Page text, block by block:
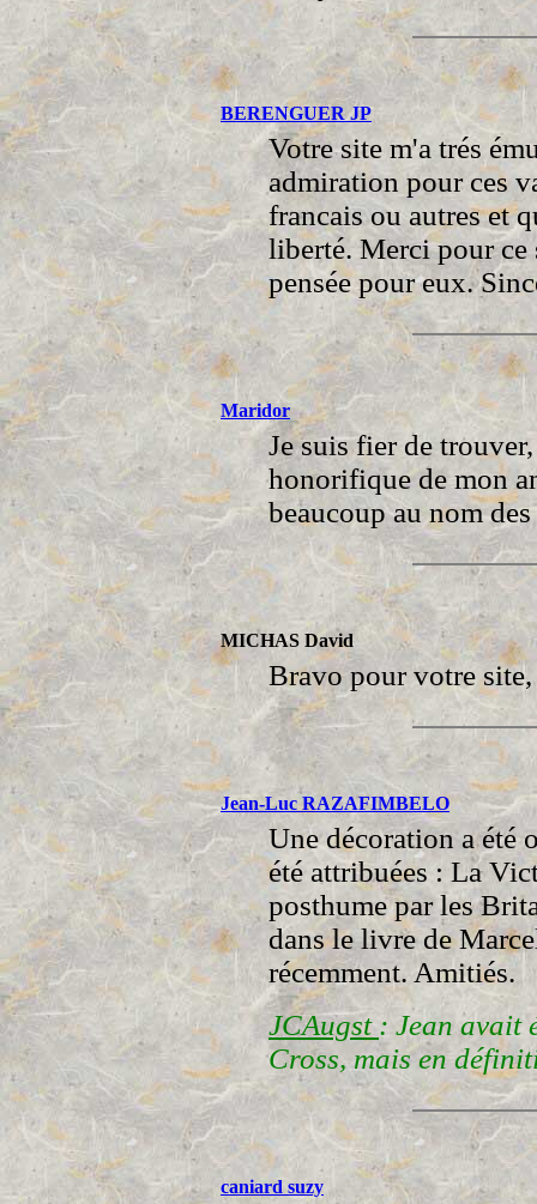
BERENGUER JP
Votre site m'a trés
admiration pour ces
francais ou autres et
liberté. Merci pour
pensée pour eux.
Maridor
Je suis fier de
honorifique de mon
beaucoup au nom
MICHAS David
Bravo pour votre
Jean-Luc RAZAFIMBELO
Une décoration a été
été attribuées : La
posthume par les
dans le livre de
récemment. Amitiés.
JCAugst : Jean avait
Cross, mais en
caniard suzy